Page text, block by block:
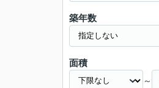
築年数
面積
～